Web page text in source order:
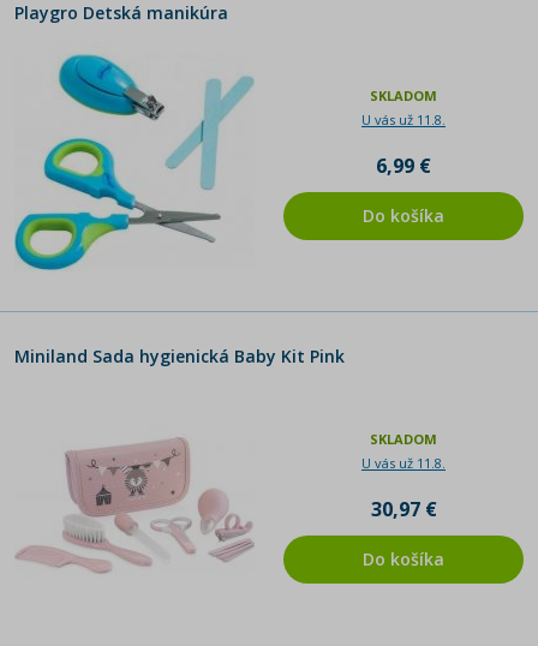
Playgro Detská manikúra
SKLADOM
U vás už 11.8.
6,99 €
Do košíka
Miniland Sada hygienická Baby Kit Pink
SKLADOM
U vás už 11.8.
30,97 €
Do košíka